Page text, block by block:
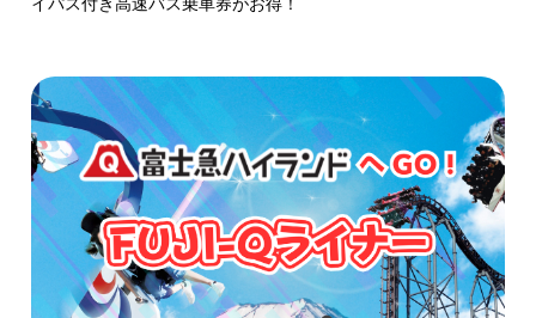
イパス付き高速バス乗車券がお得！